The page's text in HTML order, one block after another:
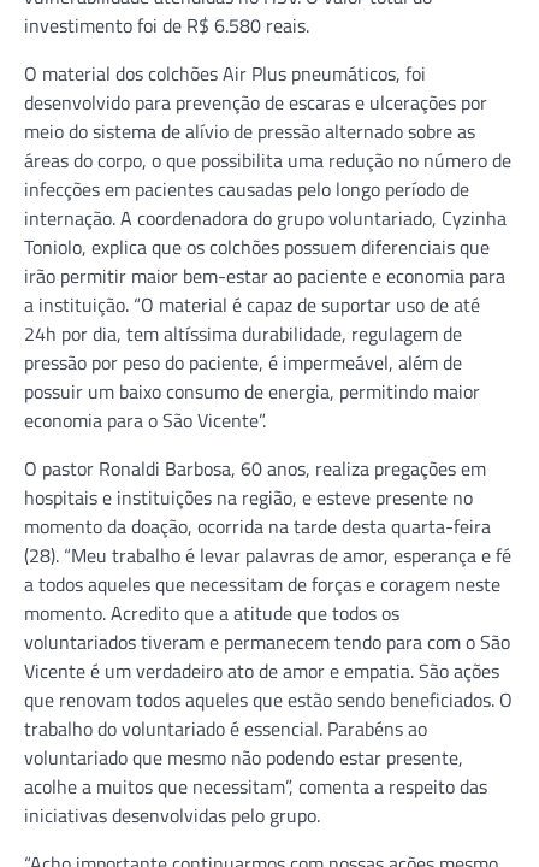
investimento foi de R$ 6.580 reais.
O material dos colchões Air Plus pneumáticos, foi
desenvolvido para prevenção de escaras e ulcerações por
meio do sistema de alívio de pressão alternado sobre as
áreas do corpo, o que possibilita uma redução no número de
infecções em pacientes causadas pelo longo período de
internação. A coordenadora do grupo voluntariado, Cyzinha
Toniolo, explica que os colchões possuem diferenciais que
irão permitir maior bem-estar ao paciente e economia para
a instituição. “O material é capaz de suportar uso de até
24h por dia, tem altíssima durabilidade, regulagem de
pressão por peso do paciente, é impermeável, além de
possuir um baixo consumo de energia, permitindo maior
economia para o São Vicente”.
O pastor Ronaldi Barbosa, 60 anos, realiza pregações em
hospitais e instituições na região, e esteve presente no
momento da doação, ocorrida na tarde desta quarta-feira
(28). “Meu trabalho é levar palavras de amor, esperança e fé
a todos aqueles que necessitam de forças e coragem neste
momento. Acredito que a atitude que todos os
voluntariados tiveram e permanecem tendo para com o São
Vicente é um verdadeiro ato de amor e empatia. São ações
que renovam todos aqueles que estão sendo beneficiados. O
trabalho do voluntariado é essencial. Parabéns ao
voluntariado que mesmo não podendo estar presente,
acolhe a muitos que necessitam”, comenta a respeito das
iniciativas desenvolvidas pelo grupo.